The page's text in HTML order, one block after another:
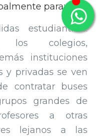
para:
estudiantiles:
los colegios,
instituciones
y privadas se ven
contratar buses
grandes de
a otras
lejanos a las